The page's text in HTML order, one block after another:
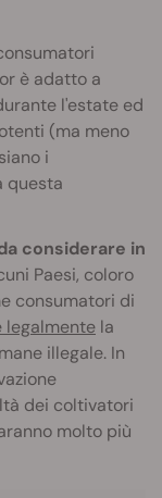
è adatto a
l'estate ed
(ma meno
i
questa
considerare in
Paesi, coloro
consumatori di
legalmente la
illegale. In
dei coltivatori
molto più